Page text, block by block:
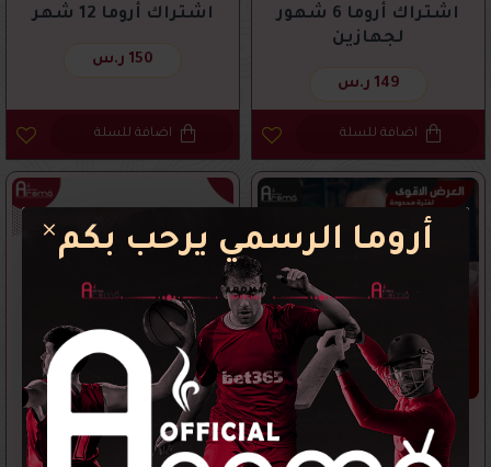
أروما الرسمي يرحب بكم
اشتراك أروما 6 شهور
لجهازين
149 ر.س
اضافة للسلة
اشتراك أروما 12 شهر
150 ر.س
اضافة للسلة
عرض اروما 15 شهر
يعمل علي جميع الاجهزة
اشتراك أروما 15 شهر